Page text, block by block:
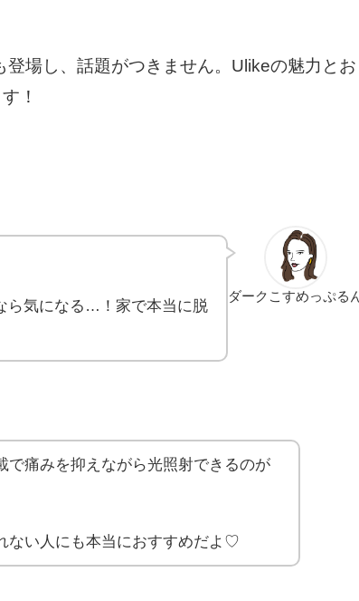
場し、話題がつきません。Ulikeの魅力とお
！
ダークこすめっぷるん
ら気になる…！家で本当に脱
で痛みを抑えながら光照射できるのが
ない人にも本当におすすめだよ♡